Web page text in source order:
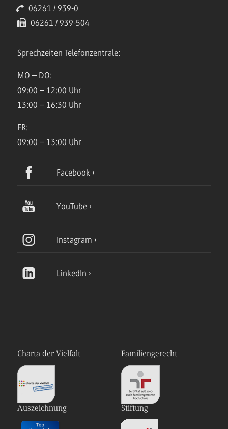
06261 / 939-0
06261 / 939-504
Sprechzeiten Telefonzentrale:
MO – DO:
09:00 – 12:00 Uhr
13:00 – 16:30 Uhr
FR:
09:00 – 13:00 Uhr
Facebook
YouTube
Instagram
LinkedIn
Charta der Vielfalt Familiengerecht
Auszeichnung Stiftung